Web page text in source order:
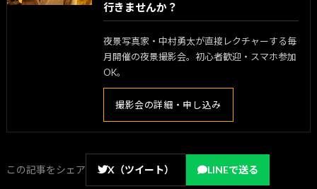
行きませんか？
夜景写真家・中村勇太が直接レクチャーする毎
月開催の夜景撮影会。初心者歓迎・スマホ参加
OK。
撮影会の詳細・申し込み
この記事をシェア X（ツイート） LINEで送る